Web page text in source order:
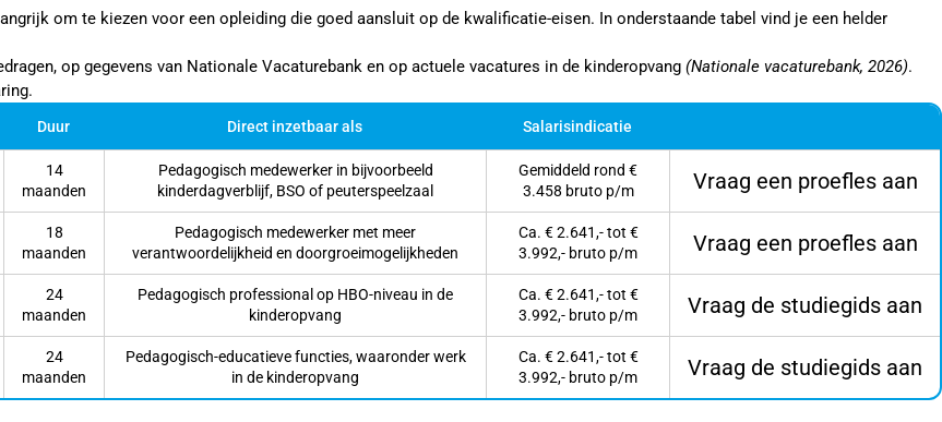
om te kiezen voor een opleiding die goed aansluit op de kwalificatie-eisen. In onderstaande tabel vind je een helder
op gegevens van Nationale Vacaturebank en op actuele vacatures in de kinderopvang (Nationale vacaturebank, 2026).
Duur Direct inzetbaar als Salarisindicatie
14
maanden
Pedagogisch medewerker in bijvoorbeeld
kinderdagverblijf, BSO of peuterspeelzaal
Gemiddeld rond €
3.458 bruto p/m
Vraag een proefles aan
18
maanden
Pedagogisch medewerker met meer
verantwoordelijkheid en doorgroeimogelijkheden
Ca. € 2.641,- tot €
3.992,- bruto p/m
Vraag een proefles aan
24
maanden
Pedagogisch professional op HBO-niveau in de
kinderopvang
Ca. € 2.641,- tot €
3.992,- bruto p/m
Vraag de studiegids aan
24
maanden
Pedagogisch-educatieve functies, waaronder werk
in de kinderopvang
Ca. € 2.641,- tot €
3.992,- bruto p/m
Vraag de studiegids aan